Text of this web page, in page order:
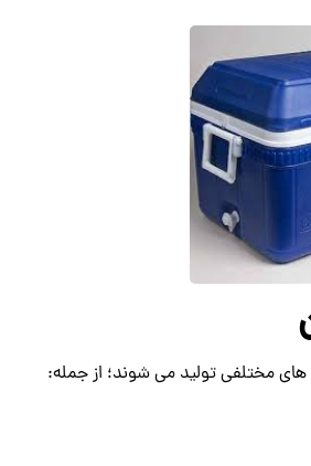
های مختلفی تولید می شوند؛ از جمله: